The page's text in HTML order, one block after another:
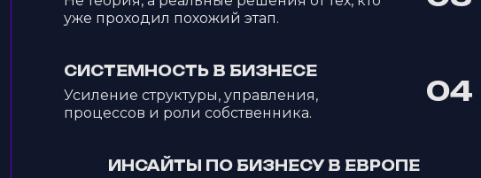
уже проходил похожий этап.
СИСТЕМНОСТЬ В БИЗНЕСЕ
Усиление структуры, управления,
процессов и роли собственника.
ИНСАЙТЫ ПО БИЗНЕСУ В ЕВРОПЕ
04